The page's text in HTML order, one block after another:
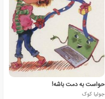
حواست به دمت باشه!
جولیا کوک